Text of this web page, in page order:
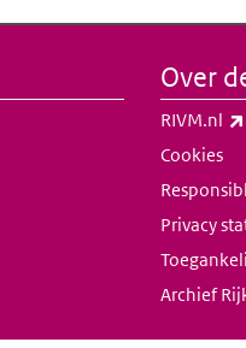
Over
RIVM.nl
Cookies
Privacy
Archief